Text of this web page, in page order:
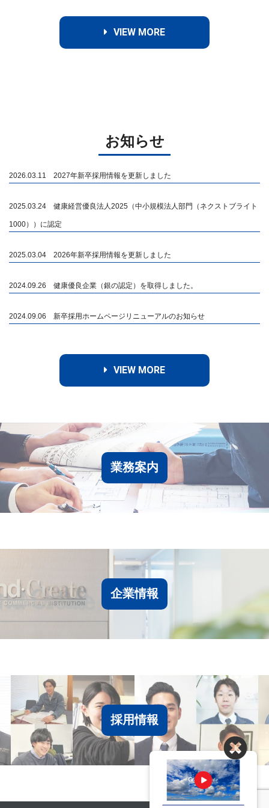
VIEW MORE
お知らせ
2026.03.11 2027年新卒採用情報を更新しました
2025.03.24 健康経営優良法人2025（中小規模法人部門（ネクストブライト
1000））に認定
2025.03.04 2026年新卒採用情報を更新しました
2024.09.26 健康優良企業（銀の認定）を取得しました。
2024.09.06 新卒採用ホームページリニューアルのお知らせ
VIEW MORE
業務案内
企業情報
採用情報